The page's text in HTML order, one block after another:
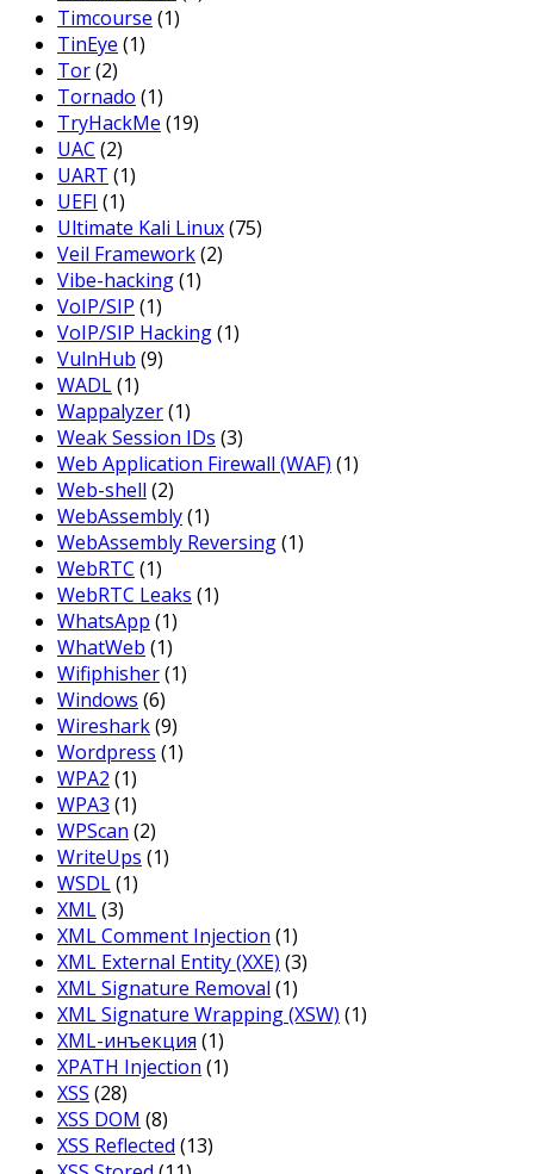
Timcourse (1)
TinEye (1)
Tor(2)
Tornado (1)
TryHackMe (19)
UAC (2)
UART (1)
UEFI (1)
Ultimate Kali Linux(75)
Veil Framework(2)
Vibe-hacking(1)
VoIP/SIP (1)
VoIP/SIP Hacking(1)
VulnHub (9)
WADL(1)
Wappalyzer(1)
Weak Session IDs (3)
Web Application Firewall (WAF) (1)
Web-shell (2)
WebAssembly(1)
WebAssembly Reversing(1)
WebRTC (1)
WebRTC Leaks (1)
WhatsApp (1)
WhatWeb (1)
Wifiphisher(1)
Windows (6)
Wireshark(9)
Wordpress (1)
WPA2 (1)
WPA3 (1)
WPScan (2)
WriteUps (1)
WSDL(1)
XML(3)
XML Comment Injection (1)
XML External Entity (XXE) (3)
XML Signature Removal (1)
XML Signature Wrapping (XSW) (1)
XML-инъекция (1)
XPATH Injection (1)
XSS (28)
XSS DOM (8)
XSS Reflected (13)